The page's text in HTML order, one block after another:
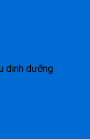
dưỡng